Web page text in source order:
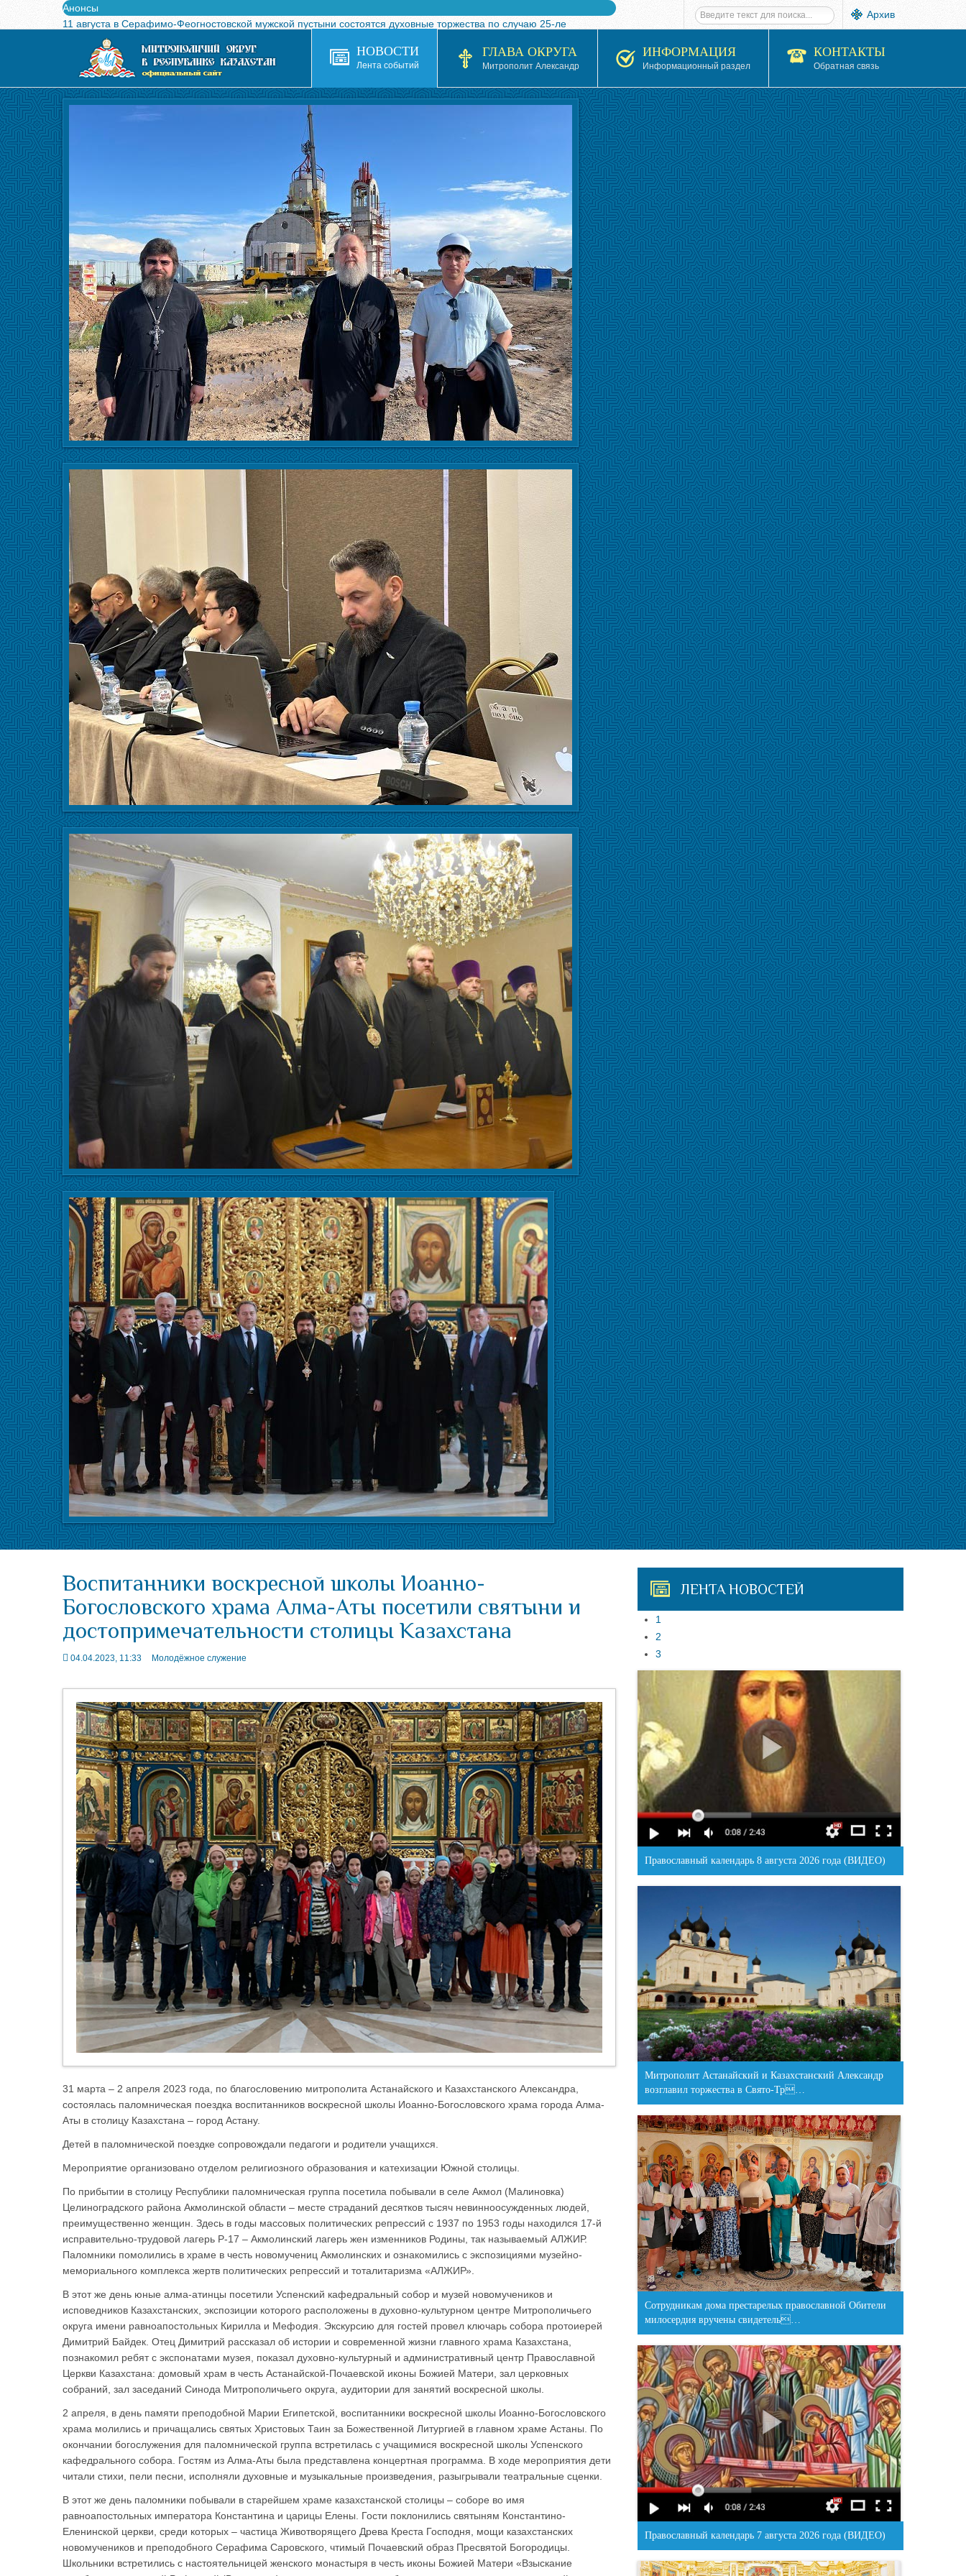
Анонсы
11 августа в Серафимо-Феогностовской мужской пустыни состоятся духовные торжества по случаю 25-ле
Выпущен в свет буклет о проведении Международного турнира по волейболу, посвященного 25-летию обр
Вышел в свет новый номер журнала «Свет Православия в Казахстане»
Вышла в свет монография «Управляющие Алма-Атинской епархией Русской Православной Церкви в 1927–19
Алма-Атинская духовная семинария объявляет прием документов на 2026-2027 учебный год
Архив
НОВОСТИ
Лента событий
ГЛАВА ОКРУГА
Митрополит Александр
ИНФОРМАЦИЯ
Информационный раздел
КОНТАКТЫ
Обратная связь
Воспитанники воскресной школы Иоанно-
Богословского храма Алма-Аты посетили святыни и
достопримечательности столицы Казахстана
04.04.2023, 11:33 Молодёжное служение
31 марта – 2 апреля 2023 года, по благословению митрополита Астанайского и Казахстанского Александра,
состоялась паломническая поездка воспитанников воскресной школы Иоанно-Богословского храма города Алма-
Аты в столицу Казахстана – город Астану.
Детей в паломнической поездке сопровождали педагоги и родители учащихся.
Мероприятие организовано отделом религиозного образования и катехизации Южной столицы.
По прибытии в столицу Республики паломническая группа посетила побывали в селе Акмол (Малиновка)
Целиноградского района Акмолинской области – месте страданий десятков тысяч невинноосужденных людей,
преимущественно женщин. Здесь в годы массовых политических репрессий с 1937 по 1953 годы находился 17-й
исправительно-трудовой лагерь Р-17 – Акмолинский лагерь жен изменников Родины, так называемый АЛЖИР.
Паломники помолились в храме в честь новомучениц Акмолинских и ознакомились с экспозициями музейно-
мемориального комплекса жертв политических репрессий и тоталитаризма «АЛЖИР».
В этот же день юные алма-атинцы посетили Успенский кафедральный собор и музей новомучеников и
исповедников Казахстанских, экспозиции которого расположены в духовно-культурном центре Митрополичьего
округа имени равноапостольных Кирилла и Мефодия. Экскурсию для гостей провел ключарь собора протоиерей
Димитрий Байдек. Отец Димитрий рассказал об истории и современной жизни главного храма Казахстана,
познакомил ребят с экспонатами музея, показал духовно-культурный и административный центр Православной
Церкви Казахстана: домовый храм в честь Астанайской-Почаевской иконы Божией Матери, зал церковных
собраний, зал заседаний Синода Митрополичьего округа, аудитории для занятий воскресной школы.
2 апреля, в день памяти преподобной Марии Египетской, воспитанники воскресной школы Иоанно-Богословского
храма молились и причащались святых Христовых Таин за Божественной Литургией в главном храме Астаны. По
окончании богослужения для паломнической группа встретилась с учащимися воскресной школы Успенского
кафедрального собора. Гостям из Алма-Аты была представлена концертная программа. В ходе мероприятия дети
читали стихи, пели песни, исполняли духовные и музыкальные произведения, разыгрывали театральные сценки.
В этот же день паломники побывали в старейшем храме казахстанской столицы – соборе во имя
равноапостольных императора Константина и царицы Елены. Гости поклонились святыням Константино-
Еленинской церкви, среди которых – частица Животворящего Древа Креста Господня, мощи казахстанских
новомучеников и преподобного Серафима Саровского, чтимый Почаевский образ Пресвятой Богородицы.
Школьники встретились с настоятельницей женского монастыря в честь иконы Божией Матери «Взыскание
ЛЕНТА НОВОСТЕЙ
1
2
3
Православный календарь 8 августа 2026 года (ВИДЕО)
Митрополит Астанайский и Казахстанский Александр
возглавил торжества в Свято-Тр…
Сотрудникам дома престарелых православной Обители
милосердия вручены свидетель…
Православный календарь 7 августа 2026 года (ВИДЕО)